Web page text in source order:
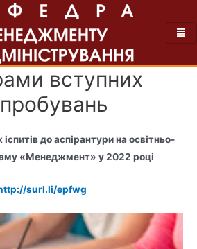
вступних
до аспірантурина освітньо-
«Менеджмент» у 2022 році
surl.li/epfwg